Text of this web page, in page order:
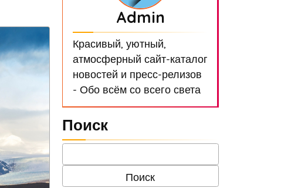
Admin
Красивый, уютный,
атмосферный сайт-каталог
новостей и пресс-релизов
- Обо всём со всего света
Поиск